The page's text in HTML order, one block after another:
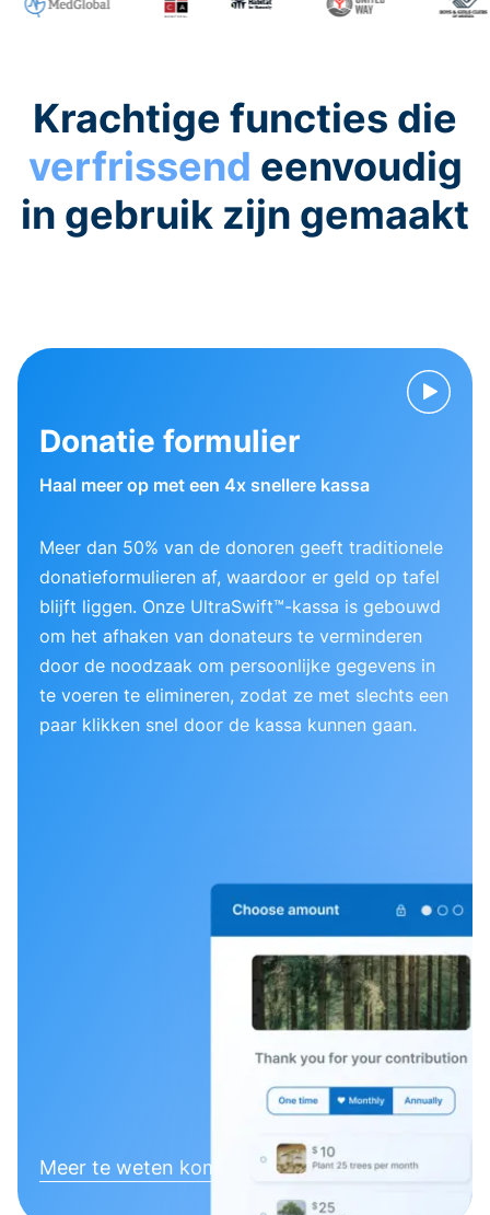
Krachtige functies die
verfrissend eenvoudig
in gebruik zijn gemaakt
Donatie formulier
Haal meer op met een 4x snellere kassa
Meer dan 50% van de donoren geeft traditionele
donatieformulieren af, waardoor er geld op tafel
blijft liggen. Onze UltraSwift™-kassa is gebouwd
om het afhaken van donateurs te verminderen
door de noodzaak om persoonlijke gegevens in
te voeren te elimineren, zodat ze met slechts een
paar klikken snel door de kassa kunnen gaan.
Meer te weten komen